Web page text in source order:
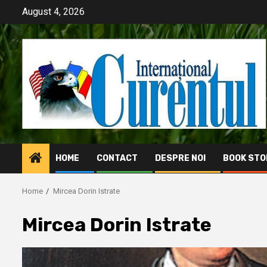
content
August 4, 2026
HOME CONTACT DESPRE NOI BOOK
Home Mircea Dorin Istrate
Mircea Dorin Istrate